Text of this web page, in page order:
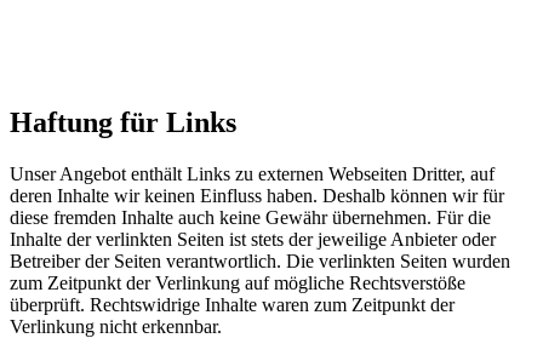
Haftung für Links
Unser Angebot enthält Links zu externen Webseiten Dritter, auf
deren Inhalte wir keinen Einfluss haben. Deshalb können wir für
diese fremden Inhalte auch keine Gewähr übernehmen. Für die
Inhalte der verlinkten Seiten ist stets der jeweilige Anbieter oder
Betreiber der Seiten verantwortlich. Die verlinkten Seiten wurden
zum Zeitpunkt der Verlinkung auf mögliche Rechtsverstöße
überprüft. Rechtswidrige Inhalte waren zum Zeitpunkt der
Verlinkung nicht erkennbar.